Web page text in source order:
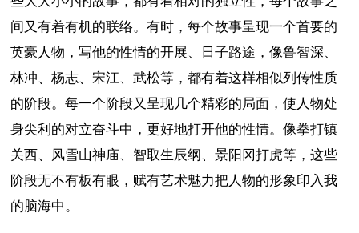
间又有着有机的联络。有时，每个故事呈现一个首要的
英豪人物，写他的性情的开展、日子路途，像鲁智深、
林冲、杨志、宋江、武松等，都有着这样相似列传性质
的阶段。每一个阶段又呈现几个精彩的局面，使人物处
身尖利的对立奋斗中，更好地打开他的性情。像拳打镇
关西、风雪山神庙、智取生辰纲、景阳冈打虎等，这些
阶段无不有板有眼，赋有艺术魅力把人物的形象印入我
的脑海中。